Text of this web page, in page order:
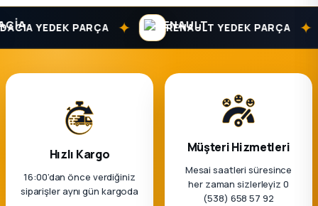
Parça
Parça
YEDEK PARÇA ✦ RENAULT YEDEK PARÇA ✦
Hızlı Kargo
16:00’dan önce verdiğiniz
siparişler aynı gün kargoda
Müşteri Hizmetleri
Mesai saatleri süresince
her zaman sizlerleyiz 0
(538) 658 57 92